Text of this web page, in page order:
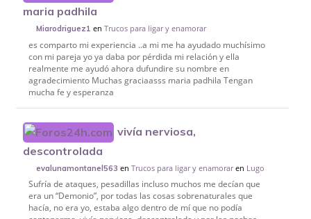
maria padhila
Miarodriguez1 enTrucos para ligar y enamorar
es comparto mi experiencia ..a mi me ha ayudado muchísimo
con mi pareja yo ya daba por pérdida mi relación y ella
realmente me ayudó ahora dufundire su nombre en
agradecimiento Muchas graciaasss maria padhila Tengan
mucha fe y esperanza
vivía nerviosa,
descontrolada
evalunamontanel563 enTrucos para ligar y enamoraren Lugo
Sufría de ataques, pesadillas incluso muchos me decían que
era un “Demonio”, por todas las cosas sobrenaturales que
hacía, no era yo, estaba algo dentro de mí que no podía